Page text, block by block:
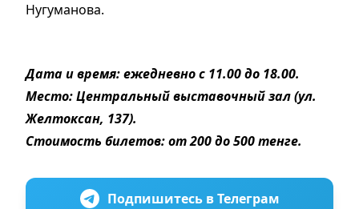
Нугуманова.
Дата и время: ежедневно с 11.00 до 18.00.
Место: Центральный выставочный зал (ул.
Желтоксан, 137).
Стоимость билетов: от 200 до 500 тенге.
Подпишитесь в Телеграм